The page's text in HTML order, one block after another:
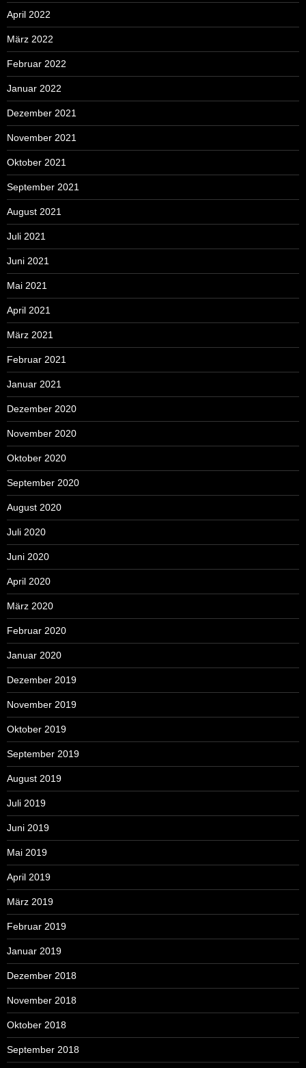
April 2022
März 2022
Februar 2022
Januar 2022
Dezember 2021
November 2021
Oktober 2021
September 2021
August 2021
Juli 2021
Juni 2021
Mai 2021
April 2021
März 2021
Februar 2021
Januar 2021
Dezember 2020
November 2020
Oktober 2020
September 2020
August 2020
Juli 2020
Juni 2020
April 2020
März 2020
Februar 2020
Januar 2020
Dezember 2019
November 2019
Oktober 2019
September 2019
August 2019
Juli 2019
Juni 2019
Mai 2019
April 2019
März 2019
Februar 2019
Januar 2019
Dezember 2018
November 2018
Oktober 2018
September 2018